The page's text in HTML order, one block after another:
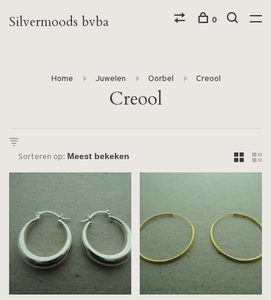
Silvermoods bvba 0
Home Juwelen Oorbel Creool
Creool
Sorteren op: